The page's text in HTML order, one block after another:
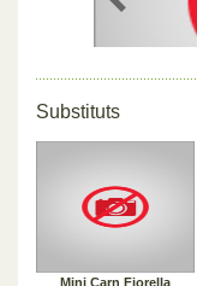
Previous
Substituts
Mini Carn Fiorella